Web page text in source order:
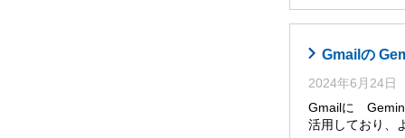
Gmailの
2024年6月24日
Gmailに Gemini
活用しており、